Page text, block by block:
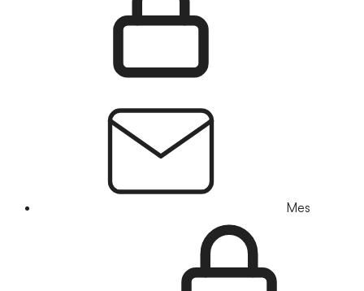
Mes